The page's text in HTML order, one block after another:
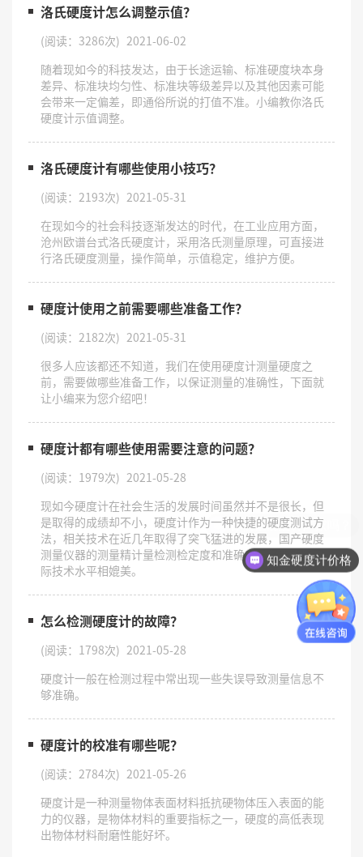
洛氏硬度计怎么调整示值？
(阅读：3286次) 2021-06-02
随着现如今的科技发达，由于长途运输、标准硬度块本身
差异、标准块均匀性、标准块等级差异以及其他因素可能
会带来一定偏差，即通俗所说的打值不准。小编教你洛氏
硬度计示值调整。
洛氏硬度计有哪些使用小技巧？
(阅读：2193次) 2021-05-31
在现如今的社会科技逐渐发达的时代，在工业应用方面，
沧州欧谱台式洛氏硬度计，采用洛氏测量原理，可直接进
行洛氏硬度测量，操作简单，示值稳定，维护方便。
硬度计使用之前需要哪些准备工作？
(阅读：2182次) 2021-05-31
很多人应该都还不知道，我们在使用硬度计测量硬度之
前，需要做哪些准备工作，以保证测量的准确性，下面就
让小编来为您介绍吧！
硬度计都有哪些使用需要注意的问题？
(阅读：1979次) 2021-05-28
现如今硬度计在社会生活的发展时间虽然并不是很长，但
是取得的成绩却不小，硬度计作为一种快捷的硬度测试方
法，相关技术在近几年取得了突飞猛进的发展，国产硬度
测量仪器的测量精计量检测检定度和准确度已经能够和国
际技术水平相媲美。
怎么检测硬度计的故障？
(阅读：1798次) 2021-05-28
硬度计一般在检测过程中常出现一些失误导致测量信息不
够准确。
硬度计的校准有哪些呢？
(阅读：2784次) 2021-05-26
硬度计是一种测量物体表面材料抵抗硬物体压入表面的能
力的仪器，是物体材料的重要指标之一，硬度的高低表现
出物体材料耐磨性能好坏。
知金硬度计价格